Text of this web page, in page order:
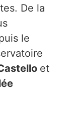
De la
le
et